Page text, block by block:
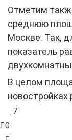
Отметим
среднюю
Москве. Так,
показатель
В целом
новостройках
7
0